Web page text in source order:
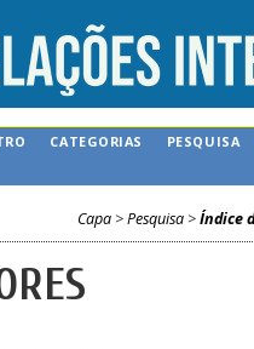
CATEGORIAS
PESQUISA
Capa>Pesquisa>Índice